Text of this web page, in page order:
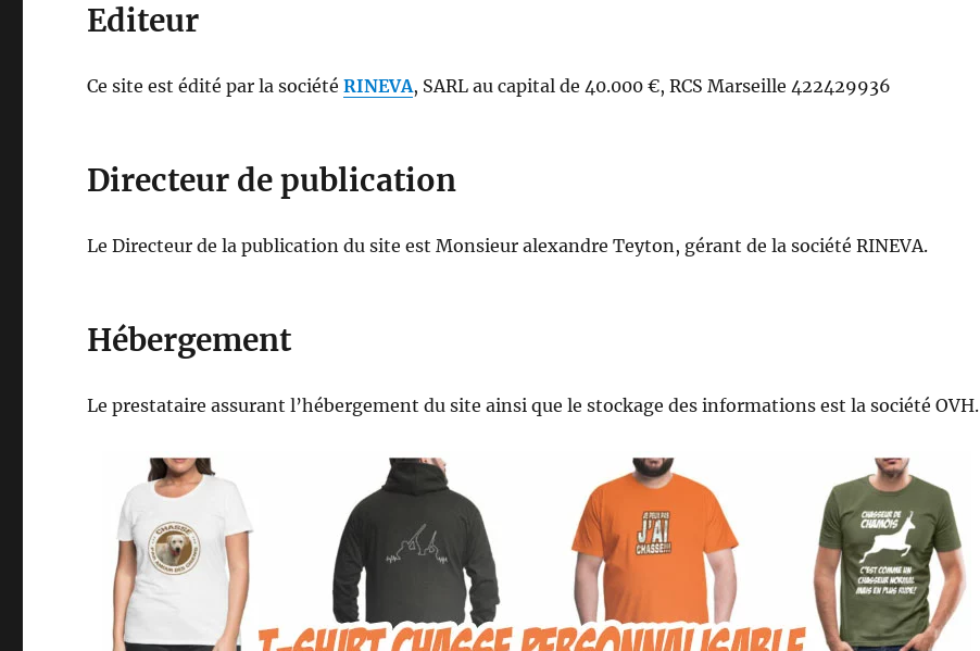
Editeur
Ce site est édité par la sociétéRINEVA, SARL au capital de 40.000 €, RCS Marseille 422429936
Directeur de publication
Le Directeur de la publication du site est Monsieur alexandre Teyton, gérant de la société RINEVA.
Hébergement
Le prestataire assurant l’hébergement du site ainsi que le stockage des informations est la société OVH.